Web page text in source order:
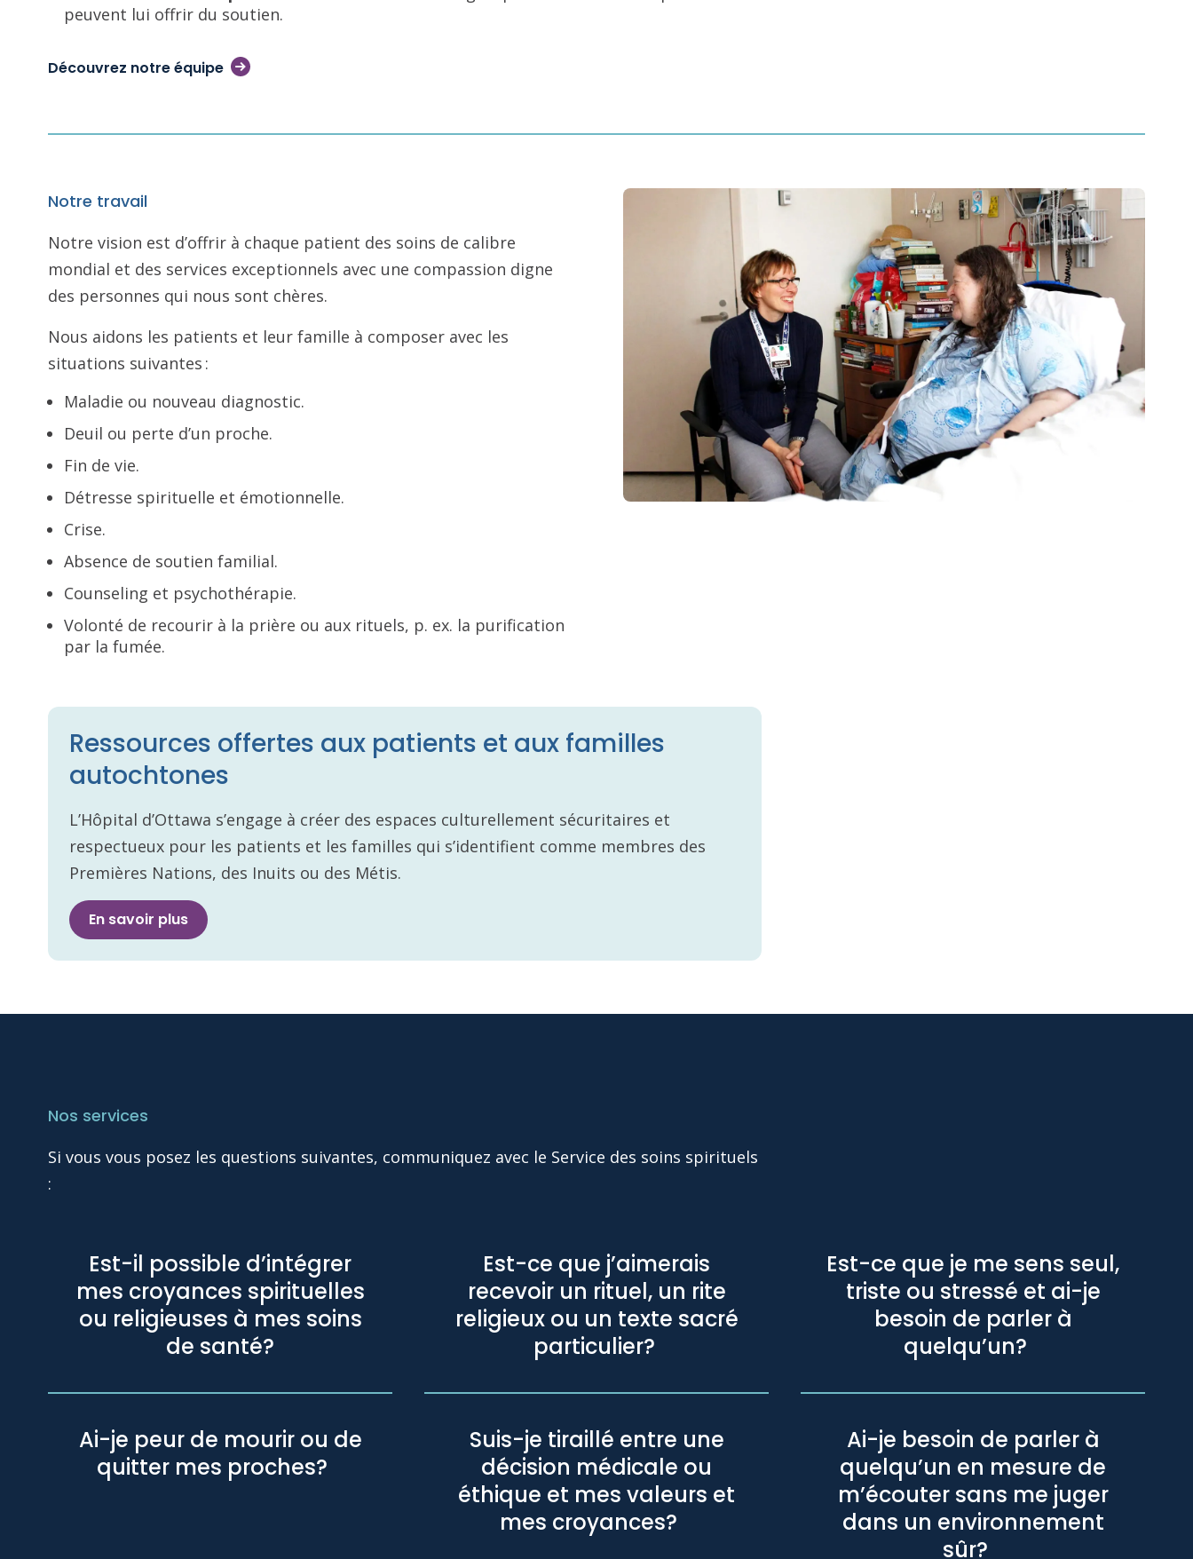
peuvent lui offrir du soutien.
Découvrez notre équipe
Notre travail
Notre vision est d’offrir à chaque patient des soins de calibre
mondial et des services exceptionnels avec une compassion digne
des personnes qui nous sont chères.
Nous aidons les patients et leur famille à composer avec les
situations suivantes :
Maladie ou nouveau diagnostic.
Deuil ou perte d’un proche.
Fin de vie.
Détresse spirituelle et émotionnelle.
Crise.
Absence de soutien familial.
Counseling et psychothérapie.
Volonté de recourir à la prière ou aux rituels, p. ex. la purification
par la fumée.
Ressources offertes aux patients et aux familles
autochtones
L’Hôpital d’Ottawa s’engage à créer des espaces culturellement sécuritaires et
respectueux pour les patients et les familles qui s’identifient comme membres des
Premières Nations, des Inuits ou des Métis.
En savoir plus
Nos services
Si vous vous posez les questions suivantes, communiquez avec le Service des soins spirituels
:
Est-il possible d’intégrer
mes croyances spirituelles
ou religieuses à mes soins
de santé?
Est-ce que j’aimerais
recevoir un rituel, un rite
religieux ou un texte sacré
particulier?
Est-ce que je me sens seul,
triste ou stressé et ai-je
besoin de parler à
quelqu’un?
Ai-je peur de mourir ou de
quitter mes proches?
Suis-je tiraillé entre une
décision médicale ou
éthique et mes valeurs et
mes croyances?
Ai-je besoin de parler à
quelqu’un en mesure de
m’écouter sans me juger
dans un environnement
sûr?